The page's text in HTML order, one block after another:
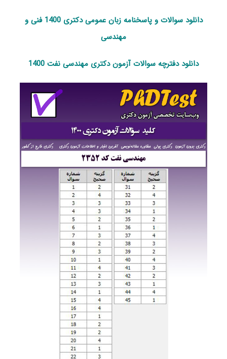
دانلود سوالات و پاسخنامه زبان عمومی دکتری 1400 فنی و
مهندسی
دانلود دفترچه سوالات آزمون دکتری مهندسی نفت 1400